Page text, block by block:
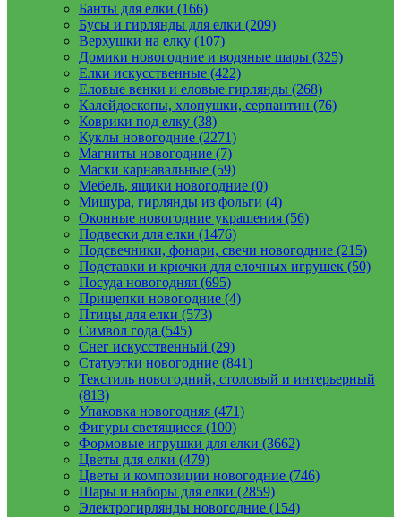
Банты для елки (166)
Бусы и гирлянды для елки (209)
Верхушки на елку (107)
Домики новогодние и водяные шары (325)
Елки искусственные (422)
Еловые венки и еловые гирлянды (268)
Калейдоскопы, хлопушки, серпантин (76)
Коврики под елку (38)
Куклы новогодние (2271)
Магниты новогодние (7)
Маски карнавальные (59)
Мебель, ящики новогодние (0)
Мишура, гирлянды из фольги (4)
Оконные новогодние украшения (56)
Подвески для елки (1476)
Подсвечники, фонари, свечи новогодние (215)
Подставки и крючки для елочных игрушек (50)
Посуда новогодняя (695)
Прищепки новогодние (4)
Птицы для елки (573)
Символ года (545)
Снег искусственный (29)
Статуэтки новогодние (841)
Текстиль новогодний, столовый и интерьерный
(813)
Упаковка новогодняя (471)
Фигуры светящиеся (100)
Формовые игрушки для елки (3662)
Цветы для елки (479)
Цветы и композиции новогодние (746)
Шары и наборы для елки (2859)
Электрогирлянды новогодние (154)